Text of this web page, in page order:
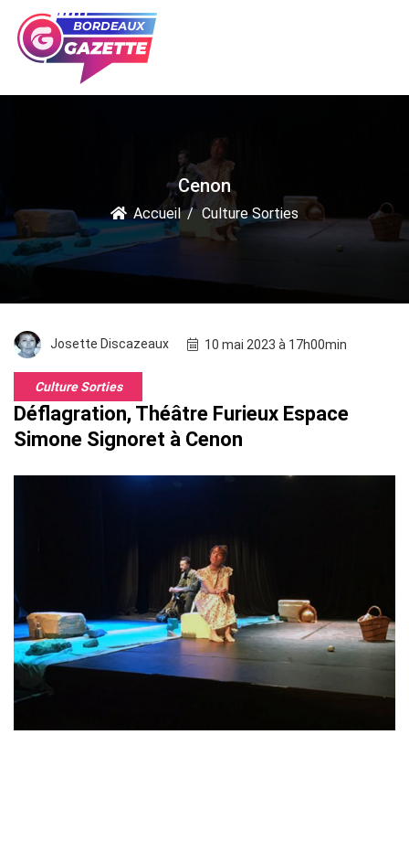
Cenon
Accueil Culture Sorties
Josette Discazeaux 10 mai 2023 à 17h00min
Culture Sorties
Déflagration, Théâtre Furieux Espace
Simone Signoret à Cenon